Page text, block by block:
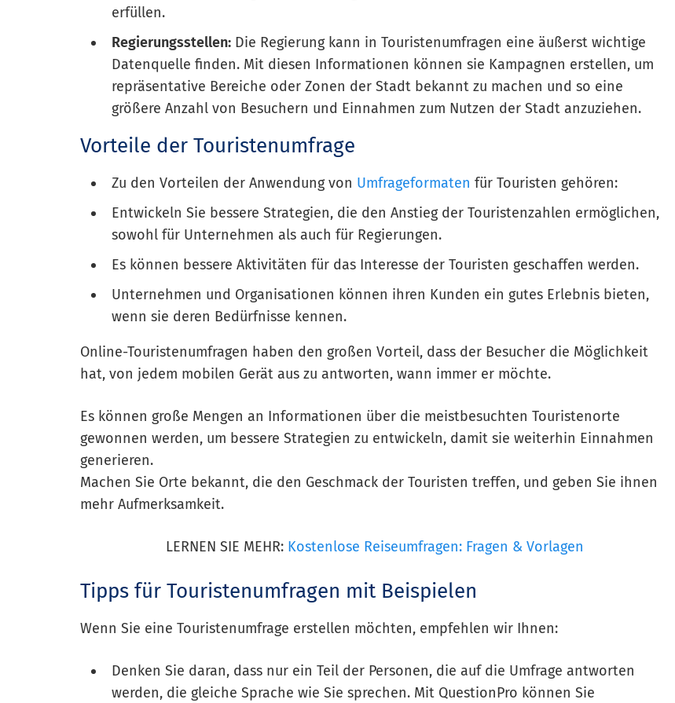
erfüllen.
Regierungsstellen: Die Regierung kann in Touristenumfragen eine äußerst wichtige
Datenquelle finden. Mit diesen Informationen können sie Kampagnen erstellen, um
repräsentative Bereiche oder Zonen der Stadt bekannt zu machen und so eine
größere Anzahl von Besuchern und Einnahmen zum Nutzen der Stadt anzuziehen.
Vorteile der Touristenumfrage
Zu den Vorteilen der Anwendung von Umfrageformaten für Touristen gehören:
Entwickeln Sie bessere Strategien, die den Anstieg der Touristenzahlen ermöglichen,
sowohl für Unternehmen als auch für Regierungen.
Es können bessere Aktivitäten für das Interesse der Touristen geschaffen werden.
Unternehmen und Organisationen können ihren Kunden ein gutes Erlebnis bieten,
wenn sie deren Bedürfnisse kennen.
Online-Touristenumfragen haben den großen Vorteil, dass der Besucher die Möglichkeit
hat, von jedem mobilen Gerät aus zu antworten, wann immer er möchte.
Es können große Mengen an Informationen über die meistbesuchten Touristenorte
gewonnen werden, um bessere Strategien zu entwickeln, damit sie weiterhin Einnahmen
generieren.
Machen Sie Orte bekannt, die den Geschmack der Touristen treffen, und geben Sie ihnen
mehr Aufmerksamkeit.
LERNEN SIE MEHR: Kostenlose Reiseumfragen: Fragen & Vorlagen
Tipps für Touristenumfragen mit Beispielen
Wenn Sie eine Touristenumfrage erstellen möchten, empfehlen wir Ihnen:
Denken Sie daran, dass nur ein Teil der Personen, die auf die Umfrage antworten
werden, die gleiche Sprache wie Sie sprechen. Mit QuestionPro können Sie